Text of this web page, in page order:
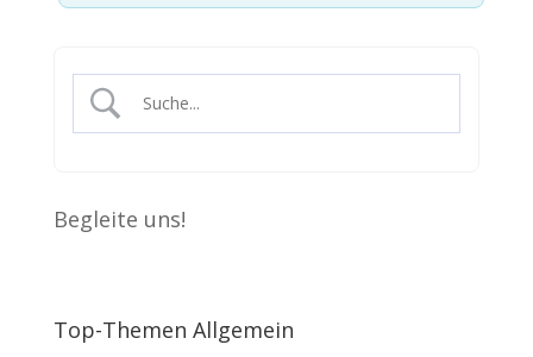
Begleite uns!
Top-Themen Allgemein